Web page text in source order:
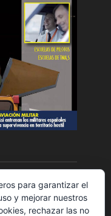
para garantizar el
y mejorar nuestros
rechazar las no